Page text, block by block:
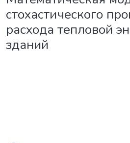
стохастического
расхода тепловой
зданий